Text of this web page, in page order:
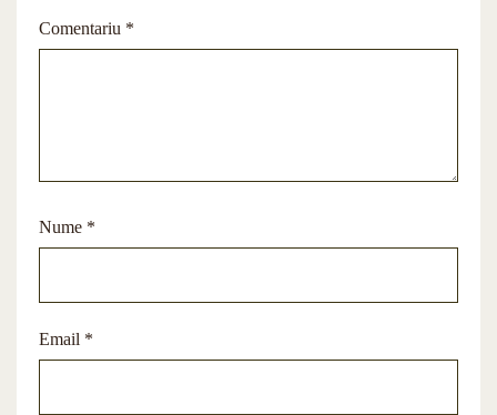
Comentariu *
Nume *
Email *